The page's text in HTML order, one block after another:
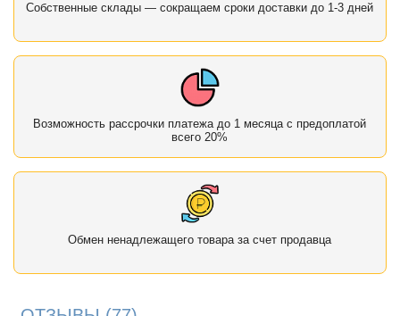
Собственные склады — сокращаем сроки доставки до 1-3 дней
Возможность рассрочки платежа до 1 месяца с предоплатой
всего 20%
Обмен ненадлежащего товара за счет продавца